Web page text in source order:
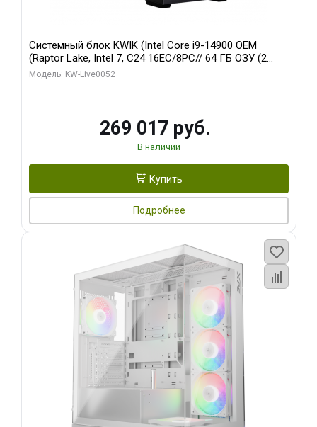
Системный блок KWIK (Intel Core i9-14900 OEM
(Raptor Lake, Intel 7, C24 16EC/8PC// 64 ГБ ОЗУ (2
модуля)/ Palit RTX5080 GAMINGPRO OC 16GB GDDR7
Модель: KW-Live0052
269 017 руб.
В наличии
Купить
Подробнее